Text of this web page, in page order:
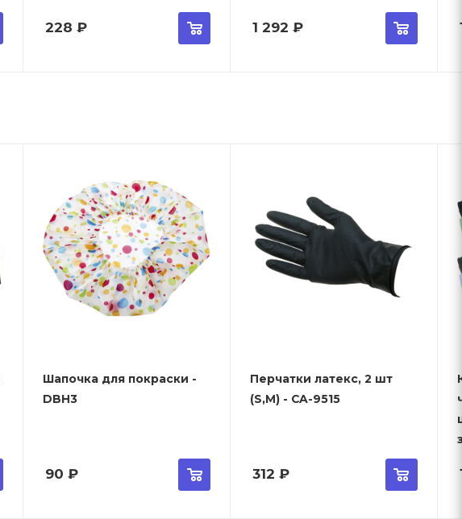
228 ₽ 1 292 ₽
Шапочка для покраски -
DBH3
90 ₽
Перчатки латекс, 2 шт
(S,M) - CA-9515
312 ₽